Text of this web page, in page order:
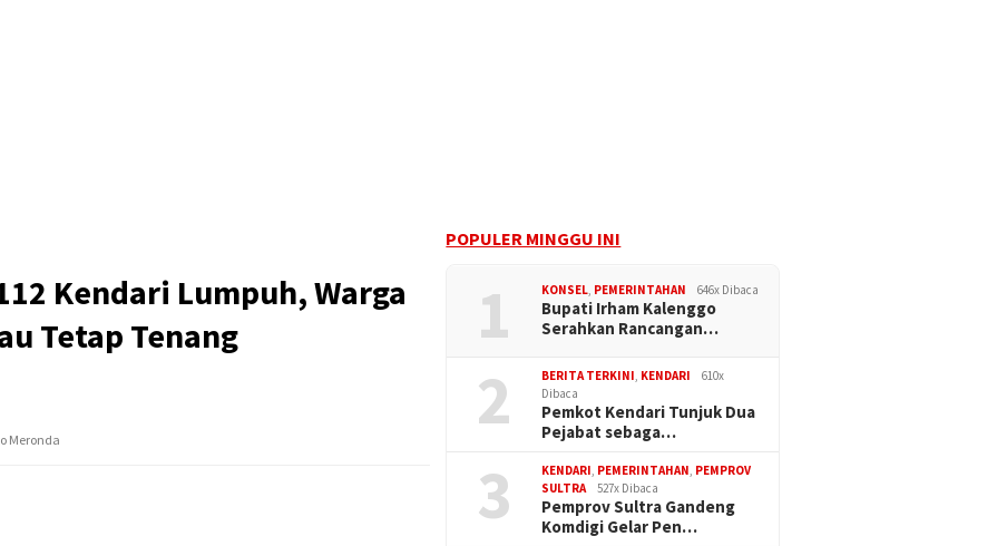
Kendari Lumpuh, Warga
Tetap Tenang
Meronda
POPULER MINGGU INI
1 KONSEL, PEMERINTAHAN 646x Dibaca
Bupati Irham Kalenggo
Serahkan Rancangan…
2 BERITA TERKINI, KENDARI
610x
Dibaca
Pemkot Kendari Tunjuk Dua
Pejabat sebaga…
3 KENDARI, PEMERINTAHAN, PEMPROV
SULTRA
527x Dibaca
Pemprov Sultra Gandeng
Komdigi Gelar Pen…